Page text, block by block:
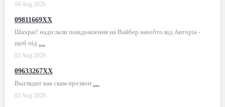
04 Aug 2026
09811669XX
Шахраї! надіслали повідомлення на Вайбер начебто від Авторіа -
щоб під …
03 Aug 2026
09633267XX
Выглядит как скам прозвон …
03 Aug 2026